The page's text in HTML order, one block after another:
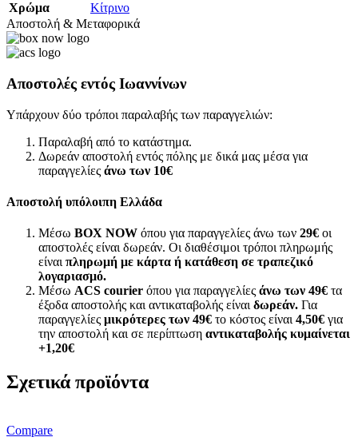
Χρώμα
Κίτρινο
Αποστολή & Μεταφορικά
Αποστολές εντός Ιωαννίνων
Υπάρχουν δύο τρόποι παραλαβής των παραγγελιών:
Παραλαβή από το κατάστημα.
Δωρεάν αποστολή εντός πόλης με δικά μας μέσα για
παραγγελίες άνω των 10€
Αποστολή υπόλοιπη Ελλάδα
Μέσω BOX NOW όπου για παραγγελίες άνω των 29€ οι
αποστολές είναι δωρεάν. Οι διαθέσιμοι τρόποι πληρωμής
είναι πληρωμή με κάρτα ή κατάθεση σε τραπεζικό
λογαριασμό.
Μέσω ACS courier όπου για παραγγελίες άνω των 49€ τα
έξοδα αποστολής και αντικαταβολής είναι δωρεάν. Για
παραγγελίες μικρότερες των 49€ το κόστος είναι 4,50€ για
την αποστολή και σε περίπτωση αντικαταβολής κυμαίνεται
+1,20€
Σχετικά προϊόντα
Compare